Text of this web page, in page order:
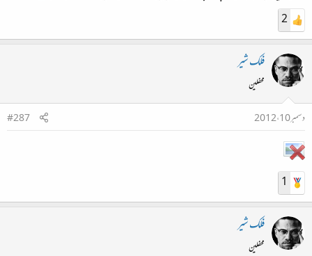
2
فلک شیر
محفلین
دسمبر 10، 2012
#287
1
فلک شیر
محفلین